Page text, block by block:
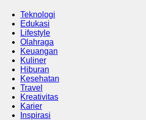
Teknologi
Edukasi
Lifestyle
Olahraga
Keuangan
Kuliner
Hiburan
Kesehatan
Travel
Kreativitas
Karier
Inspirasi